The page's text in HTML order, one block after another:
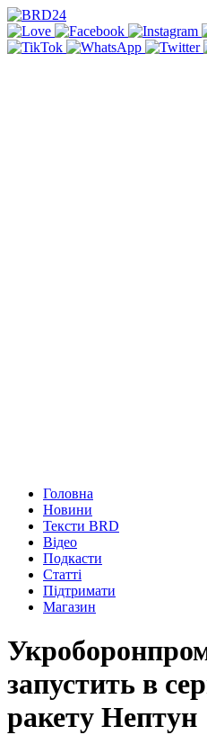
Головна
Новини
Тексти BRD
Відео
Подкасти
Статті
Підтримати
Магазин
запустить в
ракету Нептун